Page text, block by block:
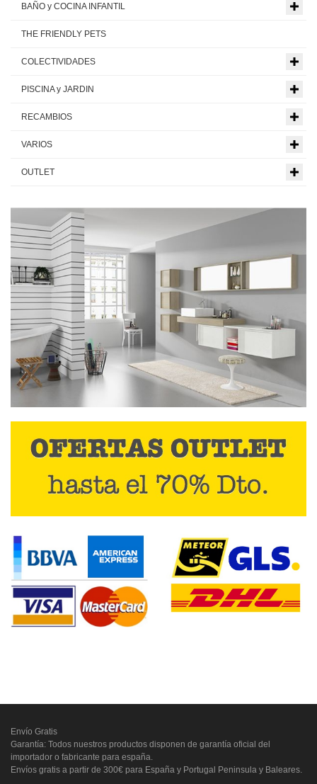
BAÑO y COCINA INFANTIL
THE FRIENDLY PETS
COLECTIVIDADES
PISCINA y JARDIN
RECAMBIOS
VARIOS
OUTLET
Envío Gratis
Garantía: Todos nuestros productos disponen de garantía oficial del
importador o fabricante para españa.
Envíos gratis a partir de 300€ para España y Portugal Peninsula y Baleares.